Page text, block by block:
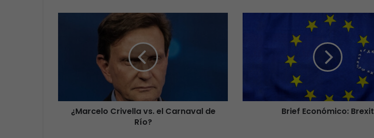
¿Marcelo Crivella vs. el Carnaval de
Río?
Brief Económico: Brexit